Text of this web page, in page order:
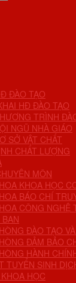
ĐÀO TẠO
HĐ ĐÀO TẠO
TRÌNH
NGŨ NHÀ GIÁO
SỞ VẬT CHẤT
CHẤT LƯỢNG
MÔN
KHOA HỌC
BÁO CHÍ
CÔNG NGHỆ
ĐÀO TẠO
ĐẢM BẢO
HÀNH
TUYỂN SINH
HỌC